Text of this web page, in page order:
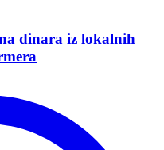
dinara iz lokalnih